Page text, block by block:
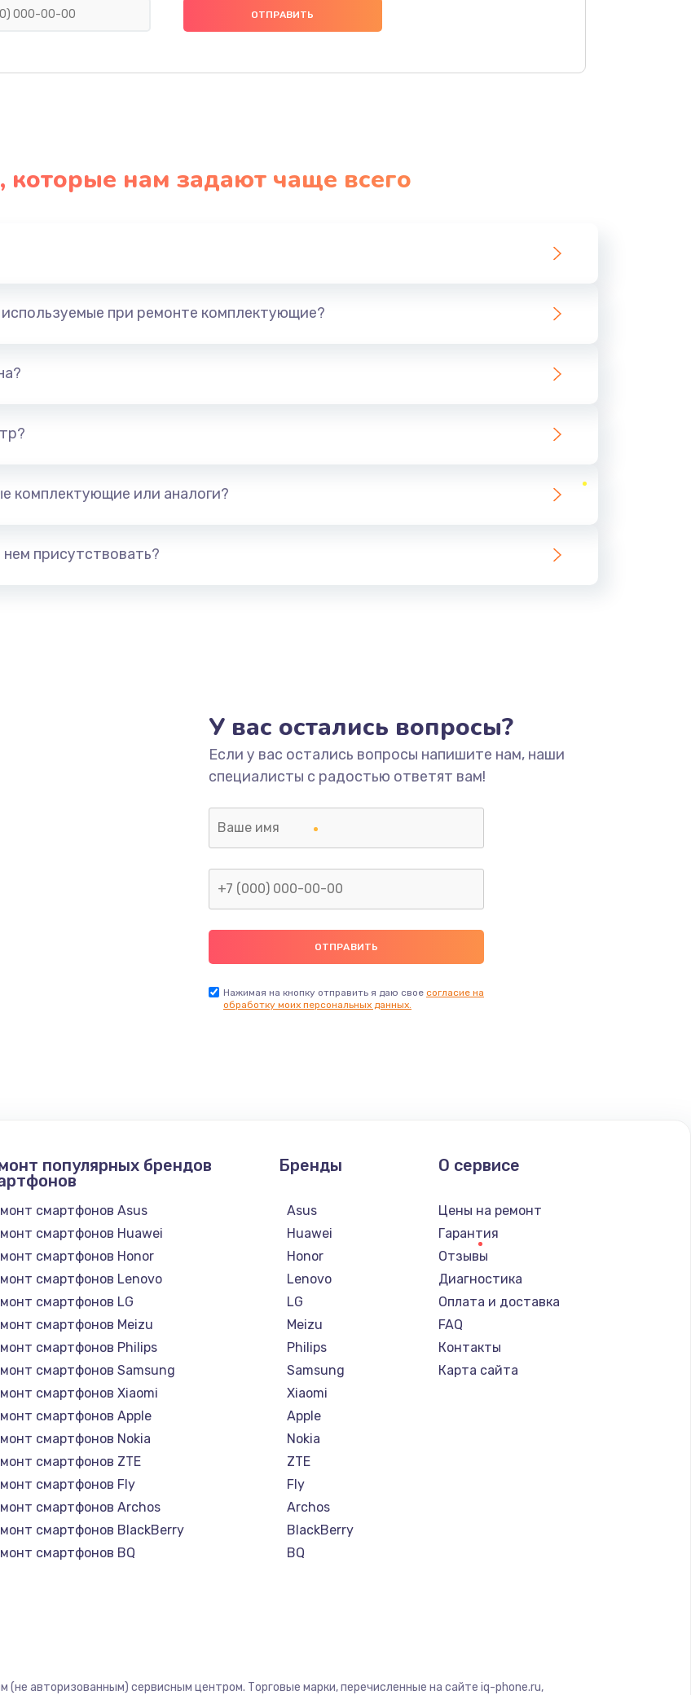
нам задают чаще всего
используемые при ремонте комплектующие?
комплектующие или аналоги?
присутствовать?
У вас остались вопросы?
Если у вас остались вопросы напишите нам, наши
специалисты с радостью ответят вам!
Нажимая на кнопку отправить я даю свое согласие на
обработку моих персональных данных.
популярных брендов
смартфонов Asus
смартфонов Huawei
смартфонов Honor
смартфонов Lenovo
смартфонов LG
смартфонов Meizu
смартфонов Philips
смартфонов Samsung
смартфонов Xiaomi
смартфонов Apple
смартфонов Nokia
смартфонов ZTE
смартфонов Fly
смартфонов Archos
смартфонов BlackBerry
смартфонов BQ
смартфонов Kyocera
Бренды
Asus
Huawei
Honor
Lenovo
LG
Meizu
Philips
Samsung
Xiaomi
Apple
Nokia
ZTE
Fly
Archos
BlackBerry
BQ
Kyocera
О сервисе
Цены на ремонт
Гарантия
Отзывы
Диагностика
Оплата и доставка
FAQ
Контакты
Карта сайта
(не авторизованным) сервисным центром. Торговые марки, перечисленные на сайте iq-phone.ru,